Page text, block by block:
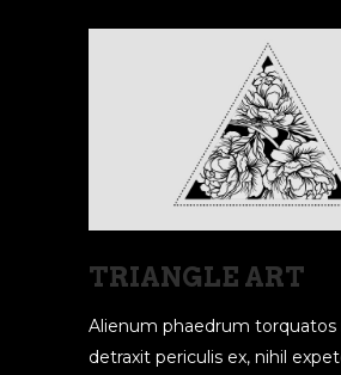
TRIANGLE ART
Alienum phaedrum torquatos
detraxit periculis ex, nihil